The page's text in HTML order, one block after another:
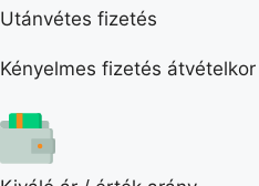
Utánvétes fizetés
Kényelmes fizetés átvételkor